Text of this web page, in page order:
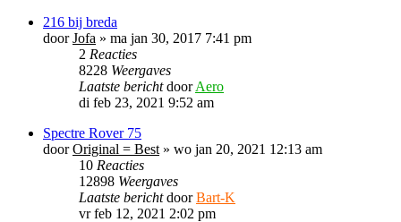
216 bij breda
doorJofa » ma jan 30, 2017 7:41 pm
2 Reacties
8228 Weergaves
Laatste berichtdoorAero
di feb 23, 2021 9:52 am
Spectre Rover 75
doorOriginal = Best » wo jan 20, 2021 12:13 am
10 Reacties
12898 Weergaves
Laatste berichtdoorBart-K
vr feb 12, 2021 2:02 pm